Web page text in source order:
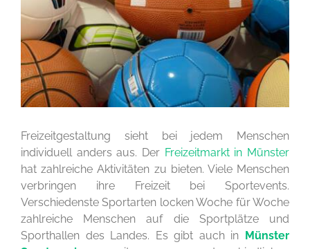
Freizeitgestaltung sieht bei jedem Menschen
individuell anders aus. Der Freizeitmarkt in Münster
hat zahlreiche Aktivitäten zu bieten. Viele Menschen
verbringen ihre Freizeit bei Sportevents.
Verschiedenste Sportarten locken Woche für Woche
zahlreiche Menschen auf die Sportplätze und
Sporthallen des Landes. Es gibt auch in Münster